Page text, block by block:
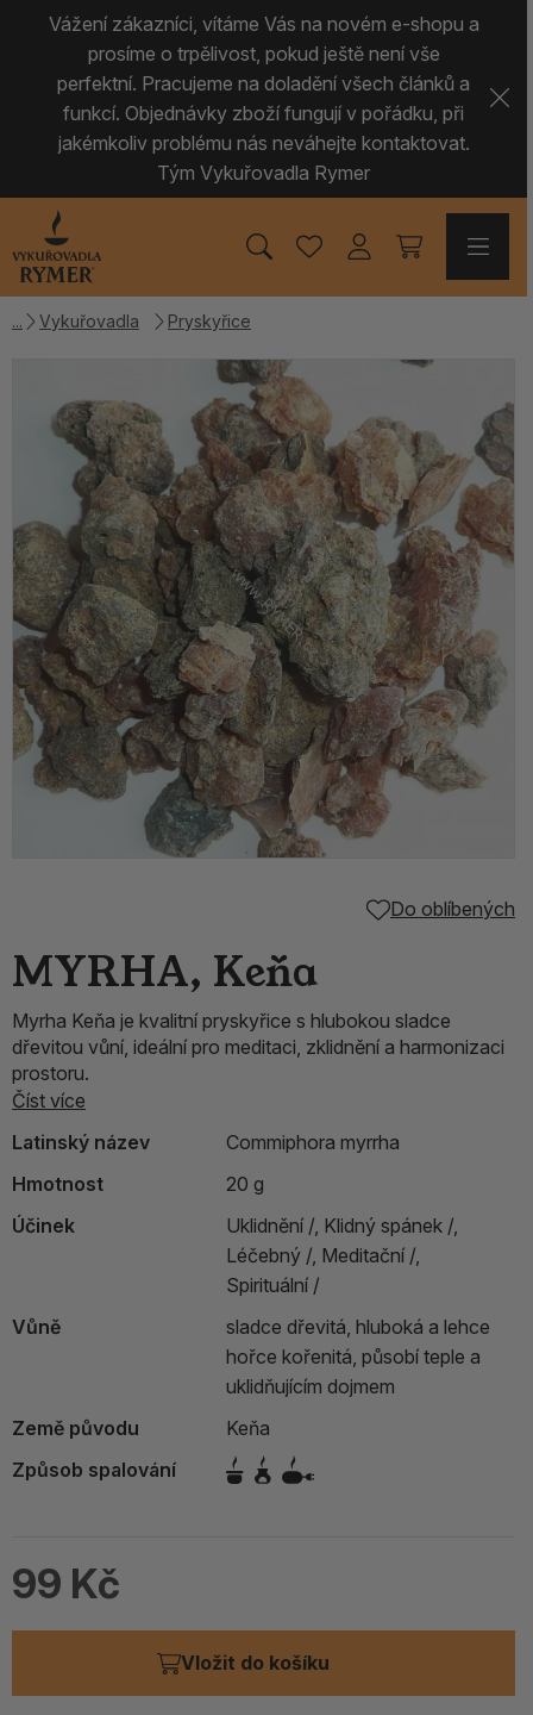
Vážení zákazníci, vítáme Vás na novém e-shopu a
prosíme o trpělivost, pokud ještě není vše
perfektní. Pracujeme na doladění všech článků a
funkcí. Objednávky zboží fungují v pořádku, při
jakémkoliv problému nás neváhejte kontaktovat.
Tým Vykuřovadla Rymer
Vykuřovadla Pryskyřice
Do oblíbených
MYRHA, Keňa
Myrha Keňa je kvalitní pryskyřice s hlubokou sladce
dřevitou vůní, ideální pro meditaci, zklidnění a harmonizaci
prostoru.
Číst více
Latinský název
Commiphora myrrha
Hmotnost
20 g
Účinek
Uklidnění /, Klidný spánek /,
Léčebný /, Meditační /,
Spirituální /
Vůně
sladce dřevitá, hluboká a lehce
hořce kořenitá, působí teple a
uklidňujícím dojmem
Země původu
Keňa
Způsob spalování
99 Kč
Vložit do košíku